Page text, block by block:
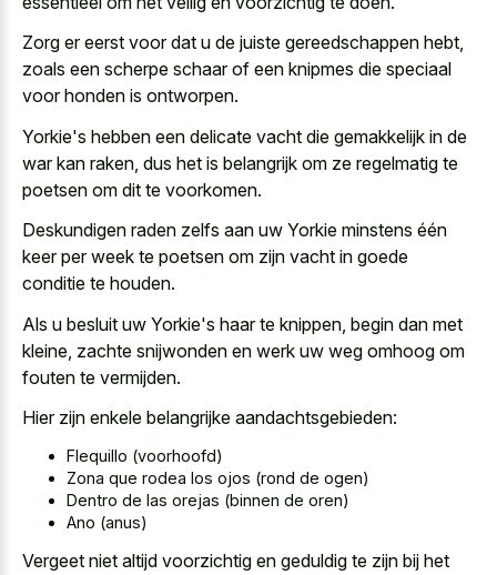
Zorg er eerst voor dat u de juiste gereedschappen hebt,
zoals een scherpe schaar of een knipmes die speciaal
voor honden is ontworpen.
Yorkie's hebben een delicate vacht die gemakkelijk in de
war kan raken, dus het is belangrijk om ze regelmatig te
poetsen om dit te voorkomen.
Deskundigen raden zelfs aan uw Yorkie minstens één
keer per week te poetsen om zijn vacht in goede
conditie te houden.
Als u besluit uw Yorkie's haar te knippen, begin dan met
kleine, zachte snijwonden en werk uw weg omhoog om
fouten te vermijden.
Hier zijn enkele belangrijke aandachtsgebieden:
Flequillo (voorhoofd)
Zona que rodea los ojos (rond de ogen)
Dentro de las orejas (binnen de oren)
Ano (anus)
Vergeet niet altijd voorzichtig en geduldig te zijn bij het